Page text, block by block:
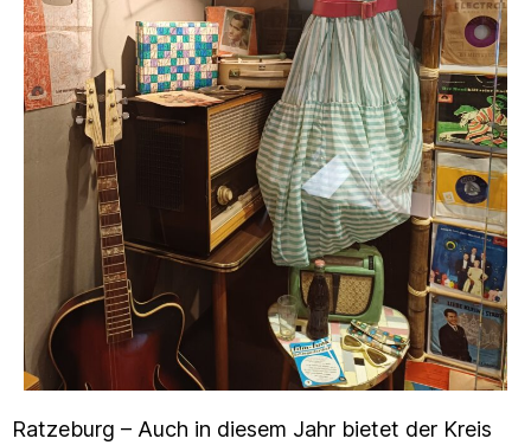
Ratzeburg – Auch in diesem Jahr bietet der Kreis